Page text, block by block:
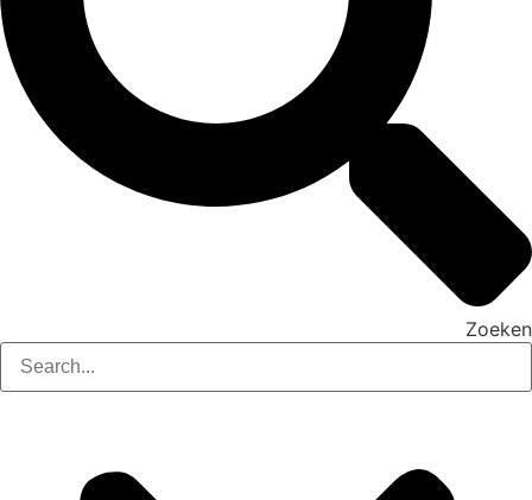
Zoeken